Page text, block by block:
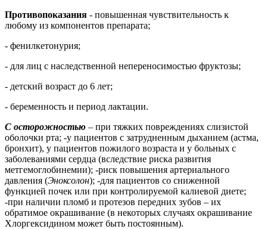
Противопоказания - повышенная чувствительность к
любому из компонентов препарата;
- фенилкетонурия;
- для лиц с наследственной непереносимостью фруктозы;
- детский возраст до 6 лет;
- беременность и период лактации.
С осторожностью – при тяжких повреждениях слизистой
оболочки рта; -у пациентов с затрудненным дыханием (астма,
бронхит), у пациентов пожилого возраста и у больных с
заболеваниями сердца (вследствие риска развития
метгемоглобинемии); -риск повышения артериального
давления (Эноксолон); -для пациентов со сниженной
функцией почек или при контролируемой калиевой диете;
-при наличии пломб и протезов передних зубов – их
обратимое окрашивание (в некоторых случаях окрашивание
Хлоргексидином может быть постоянным).